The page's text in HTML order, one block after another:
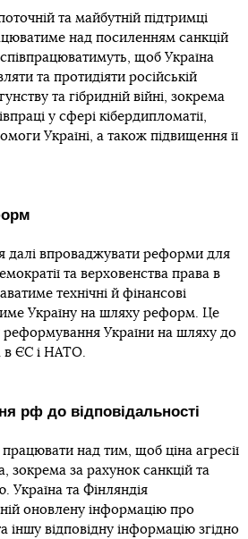
та майбутній підтримці
над посиленням санкцій
щоб Україна
та протидіяти російській
та гібридній війні, зокрема
у сфері кібердипломатії,
Україні, а також підвищення її
далі впроваджувати реформи для
та верховенства права в
технічні й фінансові
Україну на шляху реформ. Це
реформування України на шляху до
в ЄС і НАТО.
рф до відповідальності
над тим, щоб ціна агресії
зокрема за рахунок санкцій та
Україна та Фінляндія
оновлену інформацію про
іншу відповідну інформацію згідно